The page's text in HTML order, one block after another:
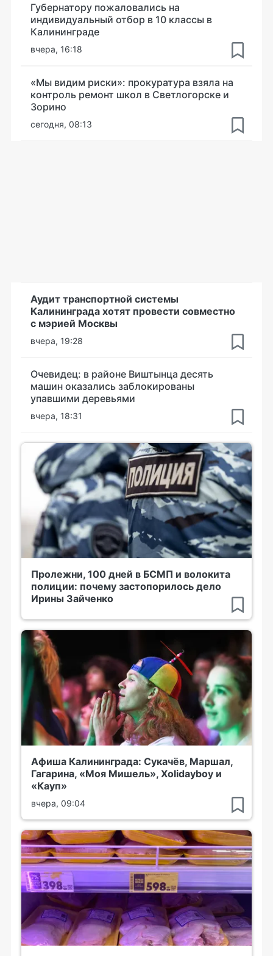
Губернатору пожаловались на
индивидуальный отбор в 10 классы в
Калининграде
вчера, 16:18
«Мы видим риски»: прокуратура взяла на
контроль ремонт школ в Светлогорске и
Зорино
сегодня, 08:13
Аудит транспортной системы
Калининграда хотят провести совместно
с мэрией Москвы
вчера, 19:28
Очевидец: в районе Виштынца десять
машин оказались заблокированы
упавшими деревьями
вчера, 18:31
Пролежни, 100 дней в БСМП и волокита
полиции: почему застопорилось дело
Ирины Зайченко
Афиша Калининграда: Сукачёв, Маршал,
Гагарина, «Моя Мишель», Xolidayboy и
«Кауп»
вчера, 09:04